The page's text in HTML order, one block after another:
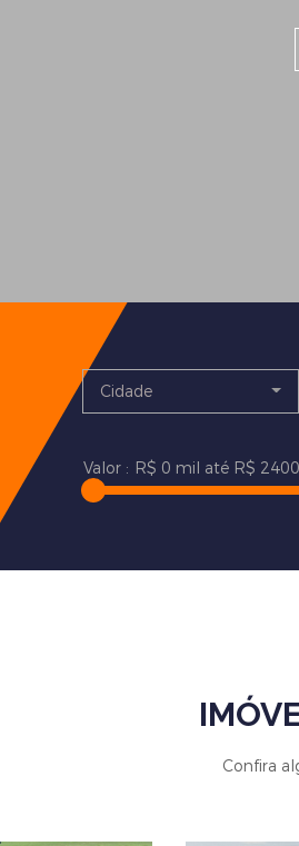
Cidade
Confira